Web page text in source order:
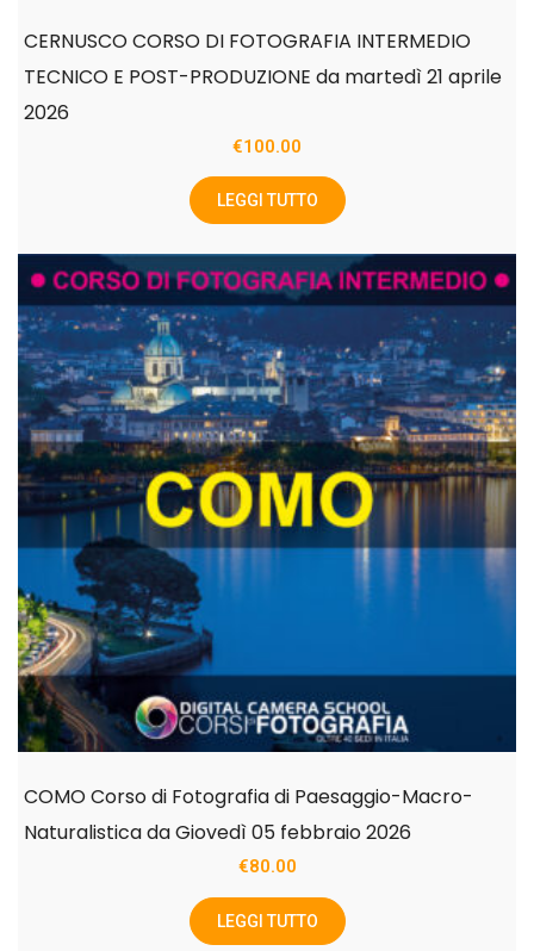
CERNUSCO CORSO DI FOTOGRAFIA INTERMEDIO
TECNICO E POST-PRODUZIONE da martedì 21 aprile
2026
€100.00
LEGGI TUTTO
COMO Corso di Fotografia di Paesaggio-Macro-
Naturalistica da Giovedì 05 febbraio 2026
€80.00
LEGGI TUTTO